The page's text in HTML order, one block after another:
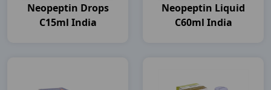
Neopeptin Drops
C15ml India
Neopeptin Liquid
C60ml India